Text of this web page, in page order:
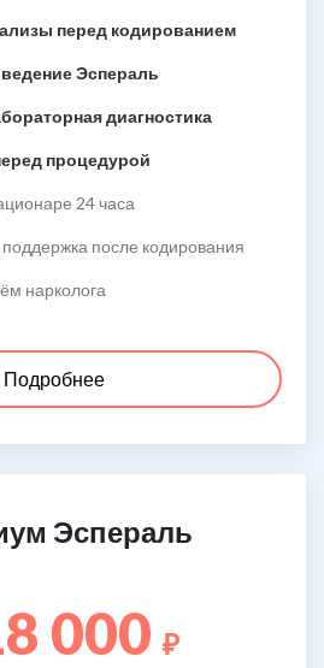
перед кодированием
Эспераль
диагностика
процедурой
24 часа
после кодирования
нарколога
Подробнее
Эспераль
000 ₽